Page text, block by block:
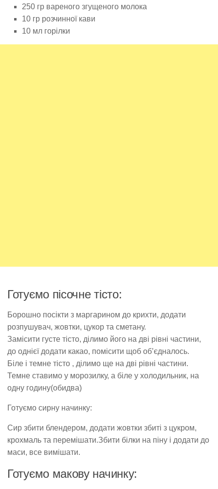
250 гр вареного згущеного молока
10 гр розчинної кави
10 мл горілки
Готуємо пісочне тісто:
Борошно посікти з маргарином до крихти, додати
розпушувач, жовтки, цукор та сметану.
Замісити густе тісто, ділимо його на дві рівні частини,
до однієї додати какао, помісити щоб об’єдналось.
Біле і темне тісто , ділимо ще на дві рівні частини.
Темне ставимо у морозилку, а біле у холодильник, на
одну годину(обидва)
Готуємо сирну начинку:
Сир збити блендером, додати жовтки збиті з цукром,
крохмаль та перемішати.Збити білки на піну і додати до
маси, все вимішати.
Готуємо макову начинку: